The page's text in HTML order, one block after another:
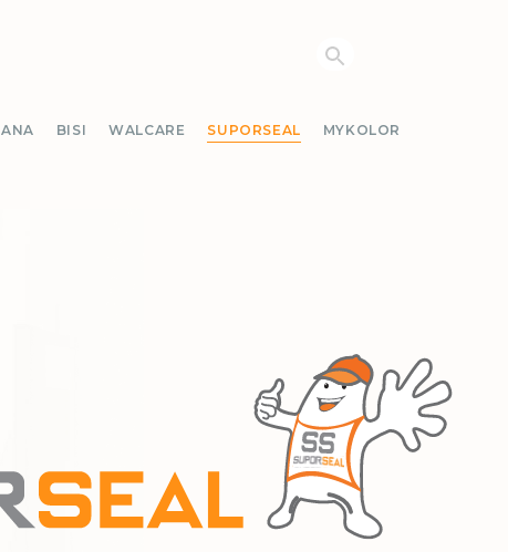
BISI WALCARE SUPORSEAL MYKOLOR